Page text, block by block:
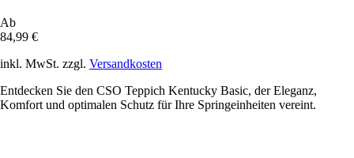
Ab
84,99 €
inkl. MwSt. zzgl. Versandkosten
Entdecken Sie den CSO Teppich Kentucky Basic, der Eleganz,
Komfort und optimalen Schutz für Ihre Springeinheiten vereint.